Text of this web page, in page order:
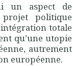
un aspect de
politique
totale
qu’une utopie
autrement
européenne.